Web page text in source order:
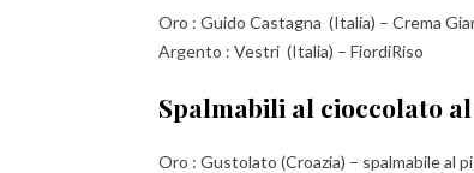
Oro : Guido Castagna (Italia) – Crema
Argento : Vestri (Italia) – FiordiRiso
Spalmabili al cioccolato
Oro : Gustolato (Croazia) – spalmabile al